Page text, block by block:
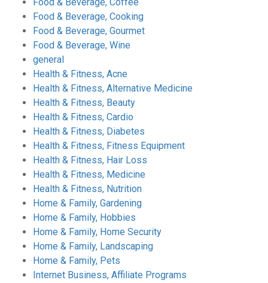
Food & Beverage, Coffee
Food & Beverage, Cooking
Food & Beverage, Gourmet
Food & Beverage, Wine
general
Health & Fitness, Acne
Health & Fitness, Alternative Medicine
Health & Fitness, Beauty
Health & Fitness, Cardio
Health & Fitness, Diabetes
Health & Fitness, Fitness Equipment
Health & Fitness, Hair Loss
Health & Fitness, Medicine
Health & Fitness, Nutrition
Home & Family, Gardening
Home & Family, Hobbies
Home & Family, Home Security
Home & Family, Landscaping
Home & Family, Pets
Internet Business, Affiliate Programs